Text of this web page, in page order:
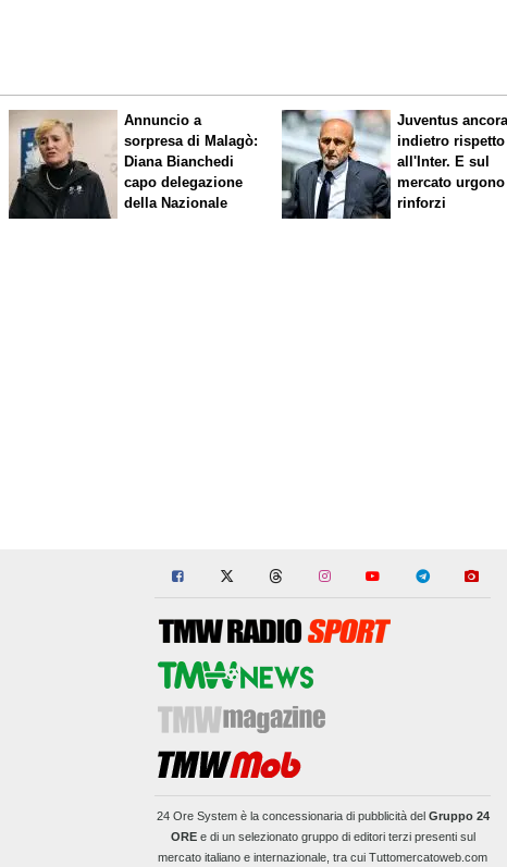
Annuncio a
sorpresa di Malagò:
Diana Bianchedi
capo delegazione
della Nazionale
Juventus ancora
indietro rispetto
all'Inter. E sul
mercato
rinforzi
24 Ore Systemè la concessionaria di pubblicità del Gruppo 24
OREe di un selezionato gruppo di editori terzi presenti sul
mercato italiano e internazionale, tra cui Tuttomercatoweb.com